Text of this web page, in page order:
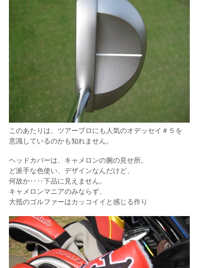
このあたりは、ツアープロにも人気のオデッセイ＃５を
意識しているのかも知れません。
ヘッドカバーは、キャメロンの腕の見せ所。
ど派手な色使い、デザインなんだけど、
何故か‥‥下品に見えません。
キャメロンマニアのみならず、
大抵のゴルファーはカッコイイと感じる作り